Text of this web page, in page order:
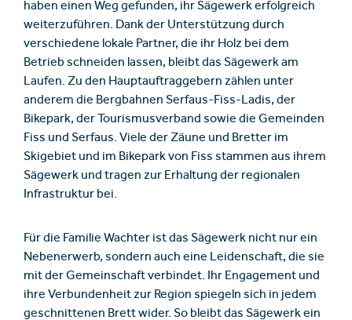
haben einen Weg gefunden, ihr Sägewerk erfolgreich
weiterzuführen. Dank der Unterstützung durch
verschiedene lokale Partner, die ihr Holz bei dem
Betrieb schneiden lassen, bleibt das Sägewerk am
Laufen. Zu den Hauptauftraggebern zählen unter
anderem die Bergbahnen Serfaus-Fiss-Ladis, der
Bikepark, der Tourismusverband sowie die Gemeinden
Fiss und Serfaus. Viele der Zäune und Bretter im
Skigebiet und im Bikepark von Fiss stammen aus ihrem
Sägewerk und tragen zur Erhaltung der regionalen
Infrastruktur bei.
Für die Familie Wachter ist das Sägewerk nicht nur ein
Nebenerwerb, sondern auch eine Leidenschaft, die sie
mit der Gemeinschaft verbindet. Ihr Engagement und
ihre Verbundenheit zur Region spiegeln sich in jedem
geschnittenen Brett wider. So bleibt das Sägewerk ein